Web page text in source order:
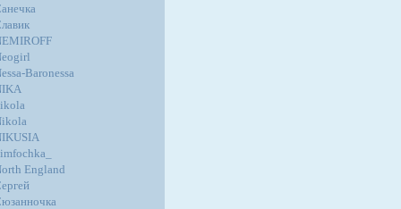
Baronessa
England